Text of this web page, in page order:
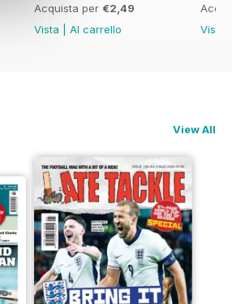
Acquista per €2,49
Vista
Al carrello
Vista
View All